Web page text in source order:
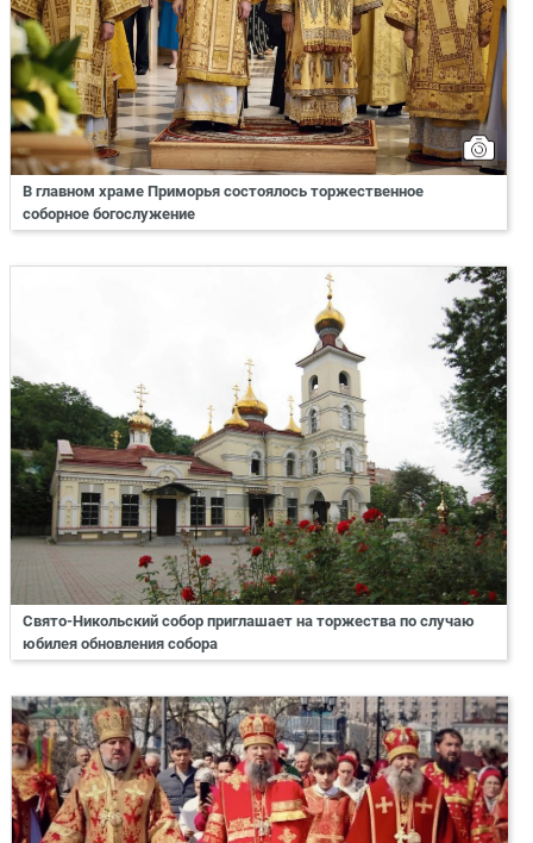
В главном храме Приморья состоялось торжественное
соборное богослужение
Свято-Никольский собор приглашает на торжества по случаю
юбилея обновления собора